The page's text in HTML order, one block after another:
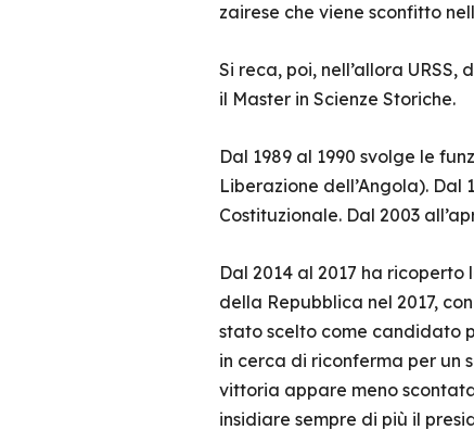
zairese che viene sconfitto
Si reca, poi, nell’allora
il Master in Scienze Storiche.
Dal 1989 al 1990 svolge le
Liberazione dell’Angola). Dal
Costituzionale. Dal 2003
Dal 2014 al 2017 ha
della Repubblica nel 2017,
stato scelto come candidato
in cerca di riconferma per un
vittoria appare meno
insidiare sempre di più il